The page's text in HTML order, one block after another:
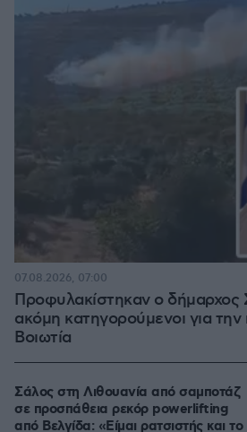
Προφυλακίστηκαν ο δήμαρχος
ακόμη κατηγορούμενοι για την
Βοιωτία
07.08.2026, 07:00
Σάλος στη Λιθουανία από σαμποτάζ
σε προσπάθεια ρεκόρ powerlifting
από Βελγίδα: «Είμαι ρατσιστής και το